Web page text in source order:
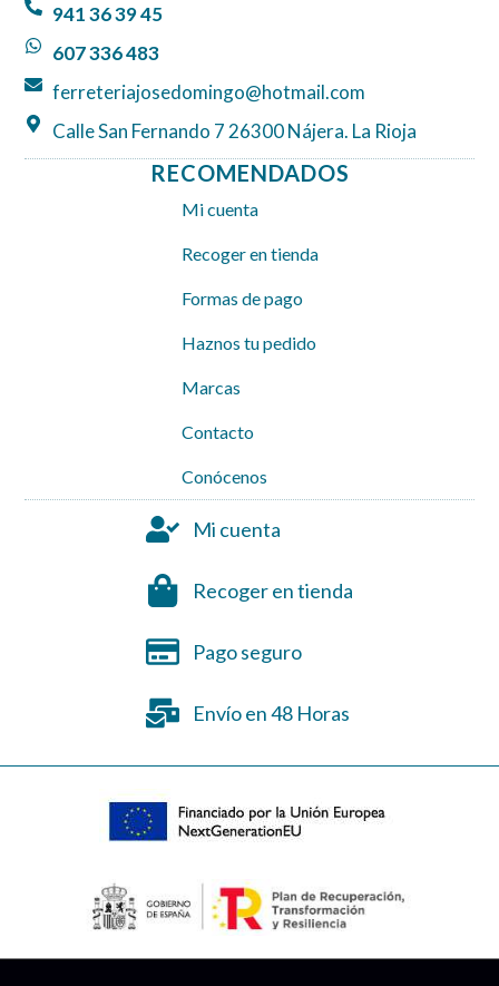
941 36 39 45
607 336 483
ferreteriajosedomingo@hotmail.com
Calle San Fernando 7 26300 Nájera. La Rioja
RECOMENDADOS
Mi cuenta
Recoger en tienda
Formas de pago
Haznos tu pedido
Marcas
Contacto
Conócenos
Mi cuenta
Recoger en tienda
Pago seguro
Envío en 48 Horas